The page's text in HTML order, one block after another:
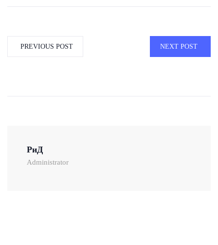
PREVIOUS POST NEXT POST
РиД
Administrator